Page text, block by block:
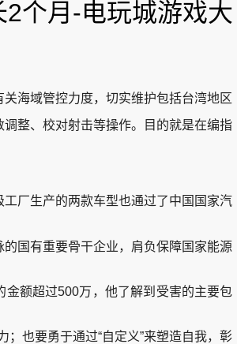
个月-电玩城游戏大
海域管控力度，切实维护包括台湾地区
整、校对射击等操作。目的就是在编指
厂生产的两款车型也通过了中国国家汽
国有重要骨干企业，肩负保障国家能源
额超过500万，他了解到受害的主要包
也要勇于通过“自定义”来塑造自我，彰